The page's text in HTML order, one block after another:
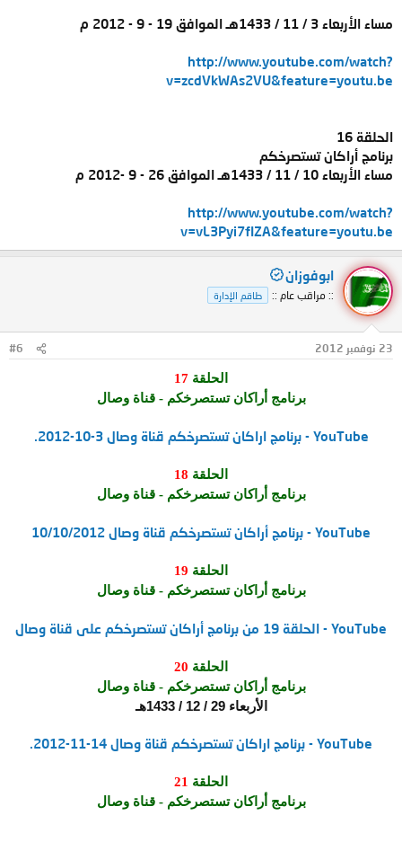
مساء الأربعاء 3 / 11 / 1433هـ الموافق 19 - 9 - 2012 م
http://www.youtube.com/watch?
v=zcdVkWAs2VU&feature=youtu.be
الحلقة 16
برنامج أراكان تستصرخكم
مساء الأربعاء 10 / 11 / 1433هـ الموافق 26 - 9 -2012 م
http://www.youtube.com/watch?
v=vL3Pyi7fIZA&feature=youtu.be
ابوفوزان
:: مراقب عام :: طاقم الإدارة
23 نوفمبر 2012 #6
الحلقة 17
برنامج أراكان تستصرخكم - قناة وصال
‫برنامج اراكان تستصرخكم قناة وصال 3-10-2012.‬‎ - YouTube
الحلقة 18
برنامج أراكان تستصرخكم - قناة وصال
‫برنامج أراكان تستصرخكم قناة وصال 10/10/2012‬‎ - YouTube
الحلقة 19
برنامج أراكان تستصرخكم - قناة وصال
‫الحلقة 19 من برنامج أراكان تستصرخكم على قناة وصال‬‎ - YouTube
الحلقة 20
برنامج أراكان تستصرخكم - قناة وصال
الأربعاء 29 / 12 / 1433هـ
‫برنامج اراكان تستصرخكم قناة وصال 14-11-2012.‬‎ - YouTube
الحلقة 21
برنامج أراكان تستصرخكم - قناة وصال